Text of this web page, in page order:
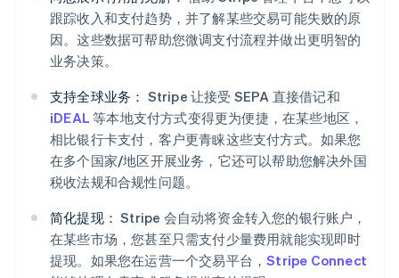
跟踪收入和支付趋势，并了解某些交易可能失败的原
因。这些数据可帮助您微调支付流程并做出更明智的
业务决策。
支持全球业务： Stripe 让接受 SEPA 直接借记和
iDEAL 等本地支付方式变得更为便捷，在某些地区，
相比银行卡支付，客户更青睐这些支付方式。如果您
在多个国家/地区开展业务，它还可以帮助您解决外国
税收法规和合规性问题。
简化提现： Stripe 会自动将资金转入您的银行账户，
在某些市场，您甚至只需支付少量费用就能实现即时
提现。如果您在运营一个交易平台，Stripe Connect
阿联酋
爱尔兰
English
爱沙尼亚
English
奥地利
DeutschEnglish
English
巴西
PortuguêsEnglish
保加利亚